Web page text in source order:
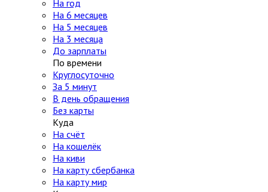
На год
На 6 месяцев
На 5 месяцев
На 3 месяца
До зарплаты
По времени
Круглосуточно
За 5 минут
В день обращения
Без карты
Куда
На счёт
На кошелёк
На киви
На карту сбербанка
На карту мир